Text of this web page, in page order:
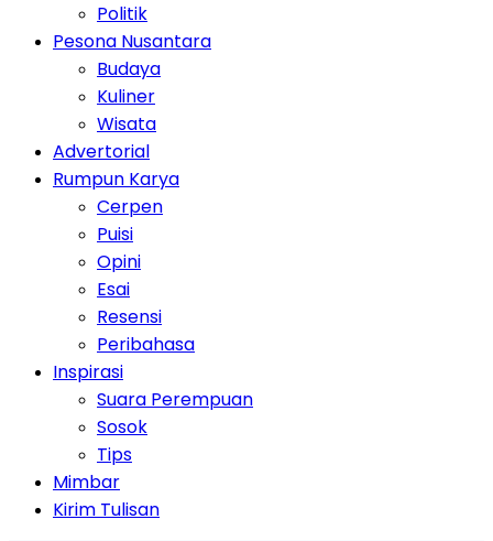
Politik
Pesona Nusantara
Budaya
Kuliner
Wisata
Advertorial
Rumpun Karya
Cerpen
Puisi
Opini
Esai
Resensi
Peribahasa
Inspirasi
Suara Perempuan
Sosok
Tips
Mimbar
Kirim Tulisan